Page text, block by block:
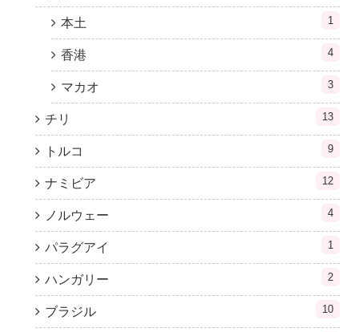
本土 1
香港 4
マカオ 3
チリ 13
トルコ 9
ナミビア 12
ノルウェー 4
パラグアイ 1
ハンガリー 2
ブラジル 10